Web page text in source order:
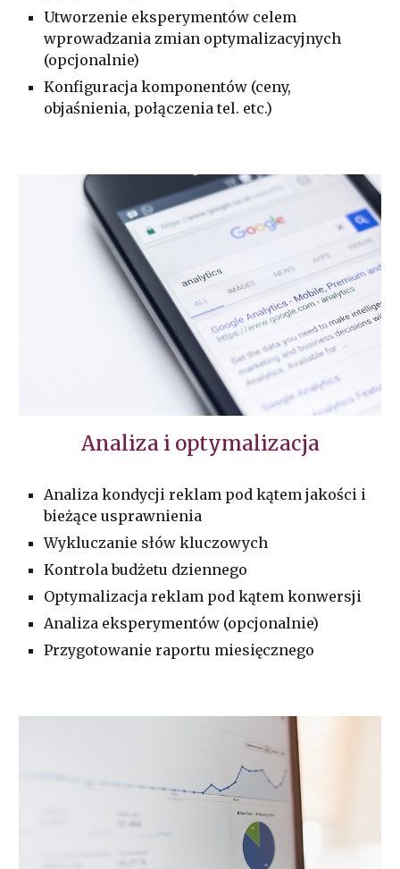
Utworzenie eksperymentów celem
wprowadzania zmian optymalizacyjnych
(opcjonalnie)
Konfiguracja komponentów (ceny,
objaśnienia, połączenia tel. etc.)
Analiza i optymalizacja
Analiza kondycji reklam pod kątem jakości i
bieżące usprawnienia
Wykluczanie słów kluczowych
Kontrola budżetu dziennego
Optymalizacja reklam pod kątem konwersji
Analiza eksperymentów (opcjonalnie)
Przygotowanie raportu miesięcznego